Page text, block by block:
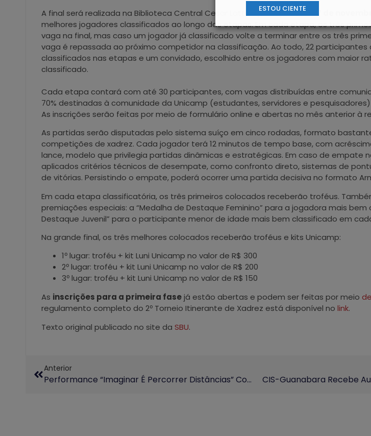
A final será realizada na Biblioteca Central Cesar Lattes (BCCL), no dia
melhores jogadores classificados ao longo das etapas. Em cada etapa, os três
vaga na final, mas caso um jogador já classificado volte a terminar entre os três
vaga é repassada ao próximo competidor na classificação. Ao todo, 22 participantes
classificados nas etapas e um convidado, escolhido entre os jogadores com maior
classificado.
Cada etapa contará com até 30 participantes, com vagas distribuídas entre
70% destinadas à comunidade da Unicamp (estudantes, servidores e
As inscrições serão feitas por meio de formulário online e abertas no mês anterior à
As partidas serão disputadas pelo sistema suíço em cinco rodadas, formato
competições de xadrez. Cada jogador terá 12 minutos de tempo base, com
lance, modelo que privilegia partidas dinâmicas e estratégicas. Em caso de empate
aplicados critérios técnicos de desempate, como confronto direto, sistemas de
de vitórias. Persistindo o empate, poderá ocorrer uma partida decisiva no formato
Em cada etapa classificatória, os três primeiros colocados receberão troféus.
premiações especiais: a “Medalha de Destaque Feminino” para a jogadora mais bem
Destaque Juvenil” para o participante menor de idade mais bem classificado em
Na grande final, os três melhores colocados receberão troféus e kits Unicamp:
1º lugar: troféu + kit Luni Unicamp no valor de R$ 300
2º lugar: troféu + kit Luni Unicamp no valor de R$ 200
3º lugar: troféu + kit Luni Unicamp no valor de R$ 150
As inscrições para a primeira fasejá estão abertas e podem ser feitas por meio
regulamento completo do 2º Torneio Itinerante de Xadrez está disponível no link.
Texto original publicado no site da SBU.
Anterior
Performance “Imaginar É Percorrer Distâncias” Convida Público A Experimentar A Cidade
ESTOU CIENTE